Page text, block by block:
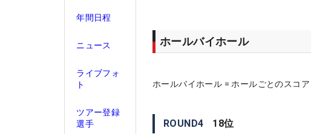
年間日程
ニュース
ライブフォ
ト
ツアー登録
選手
ホールバイホール
ホールバイホール = ホールごとのスコア
ROUND4 18位